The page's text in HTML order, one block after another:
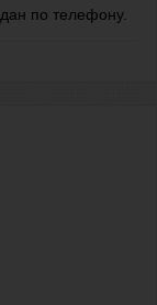
по телефону.